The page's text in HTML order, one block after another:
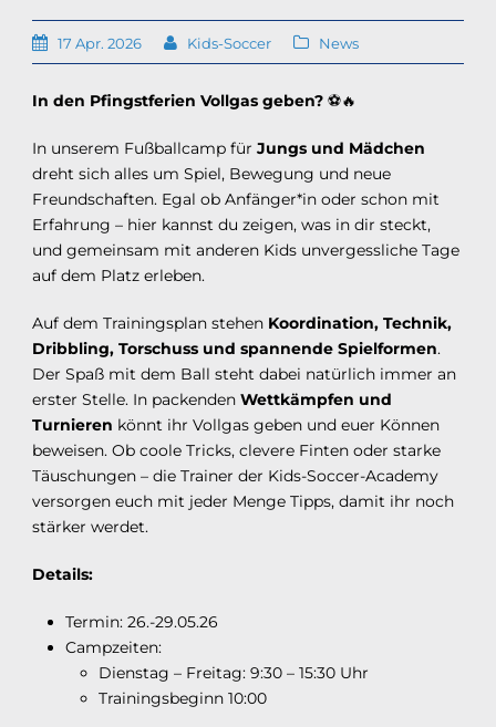
17 Apr. 2026 Kids-Soccer News
In den Pfingstferien Vollgas geben? ⚽🔥
In unserem Fußballcamp für Jungs und Mädchen
dreht sich alles um Spiel, Bewegung und neue
Freundschaften. Egal ob Anfänger*in oder schon mit
Erfahrung – hier kannst du zeigen, was in dir steckt,
und gemeinsam mit anderen Kids unvergessliche Tage
auf dem Platz erleben.
Auf dem Trainingsplan stehen Koordination, Technik,
Dribbling, Torschuss und spannende Spielformen.
Der Spaß mit dem Ball steht dabei natürlich immer an
erster Stelle. In packenden Wettkämpfen und
Turnieren könnt ihr Vollgas geben und euer Können
beweisen. Ob coole Tricks, clevere Finten oder starke
Täuschungen – die Trainer der Kids-Soccer-Academy
versorgen euch mit jeder Menge Tipps, damit ihr noch
stärker werdet.
Details:
Termin: 26.-29.05.26
Campzeiten:
Dienstag – Freitag: 9:30 – 15:30 Uhr
Trainingsbeginn 10:00